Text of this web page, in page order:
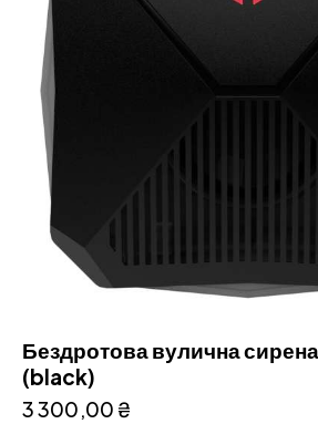
Бездротова вулична
(black)
3 300,00₴